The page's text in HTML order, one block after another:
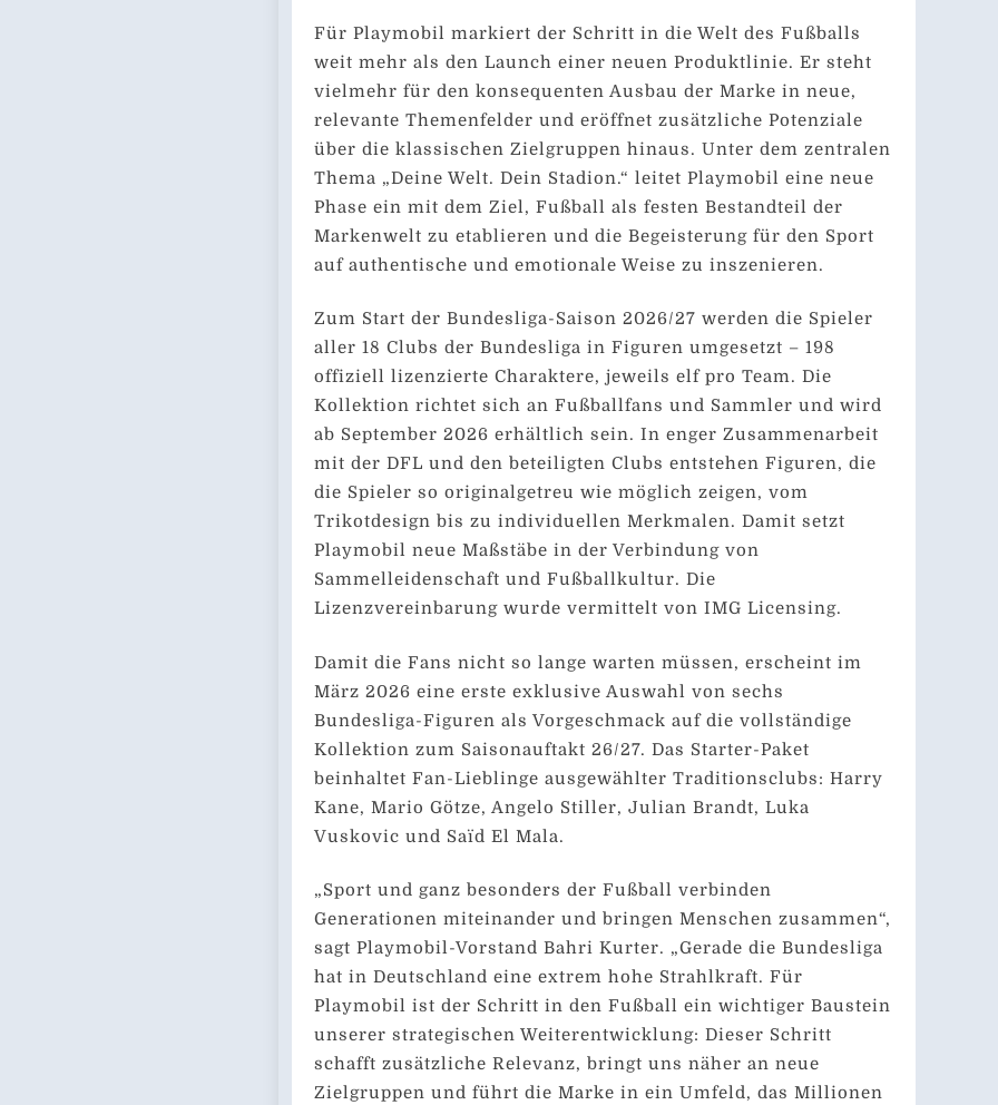
Für Playmobil markiert der Schritt in die Welt des Fußballs
weit mehr als den Launch einer neuen Produktlinie. Er steht
vielmehr für den konsequenten Ausbau der Marke in neue,
relevante Themenfelder und eröffnet zusätzliche Potenziale
über die klassischen Zielgruppen hinaus. Unter dem zentralen
Thema „Deine Welt. Dein Stadion.“ leitet Playmobil eine neue
Phase ein mit dem Ziel, Fußball als festen Bestandteil der
Markenwelt zu etablieren und die Begeisterung für den Sport
auf authentische und emotionale Weise zu inszenieren.
Zum Start der Bundesliga-Saison 2026/27 werden die Spieler
aller 18 Clubs der Bundesliga in Figuren umgesetzt – 198
offiziell lizenzierte Charaktere, jeweils elf pro Team. Die
Kollektion richtet sich an Fußballfans und Sammler und wird
ab September 2026 erhältlich sein. In enger Zusammenarbeit
mit der DFL und den beteiligten Clubs entstehen Figuren, die
die Spieler so originalgetreu wie möglich zeigen, vom
Trikotdesign bis zu individuellen Merkmalen. Damit setzt
Playmobil neue Maßstäbe in der Verbindung von
Sammelleidenschaft und Fußballkultur. Die
Lizenzvereinbarung wurde vermittelt von IMG Licensing.
Damit die Fans nicht so lange warten müssen, erscheint im
März 2026 eine erste exklusive Auswahl von sechs
Bundesliga-Figuren als Vorgeschmack auf die vollständige
Kollektion zum Saisonauftakt 26/27. Das Starter-Paket
beinhaltet Fan-Lieblinge ausgewählter Traditionsclubs: Harry
Kane, Mario Götze, Angelo Stiller, Julian Brandt, Luka
Vuskovic und Saïd El Mala.
„Sport und ganz besonders der Fußball verbinden
Generationen miteinander und bringen Menschen zusammen“,
sagt Playmobil-Vorstand Bahri Kurter. „Gerade die Bundesliga
hat in Deutschland eine extrem hohe Strahlkraft. Für
Playmobil ist der Schritt in den Fußball ein wichtiger Baustein
unserer strategischen Weiterentwicklung: Dieser Schritt
schafft zusätzliche Relevanz, bringt uns näher an neue
Zielgruppen und führt die Marke in ein Umfeld, das Millionen